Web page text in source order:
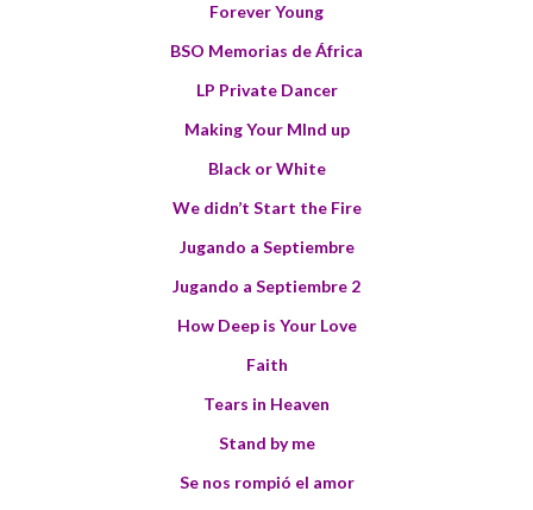
Forever Young
BSO Memorias de África
LP Private Dancer
Making Your MInd up
Black or White
We didn’t Start the Fire
Jugando a Septiembre
Jugando a Septiembre 2
How Deep is Your Love
Faith
Tears in Heaven
Stand by me
Se nos rompió el amor